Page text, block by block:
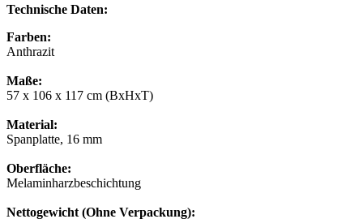
Technische Daten:
Farben:
Anthrazit
Maße:
57 x 106 x 117 cm (BxHxT)
Material:
Spanplatte, 16 mm
Oberfläche:
Melaminharzbeschichtung
Nettogewicht (Ohne Verpackung):